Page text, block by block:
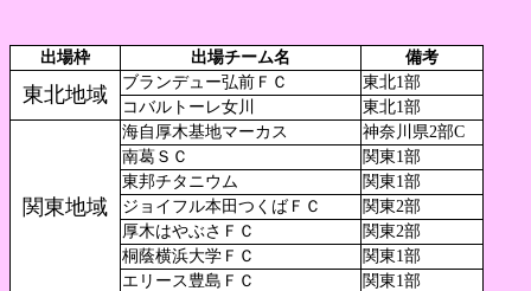
出場枠 出場チーム名 備考
東北地域
ブランデュー弘前ＦＣ
東北1部
コバルトーレ女川
東北1部
関東地域
海自厚木基地マーカス
神奈川県2部C
南葛ＳＣ
関東1部
東邦チタニウム
関東1部
ジョイフル本田つくばＦＣ
関東2部
厚木はやぶさＦＣ
関東2部
桐蔭横浜大学ＦＣ
関東1部
エリース豊島ＦＣ
関東1部